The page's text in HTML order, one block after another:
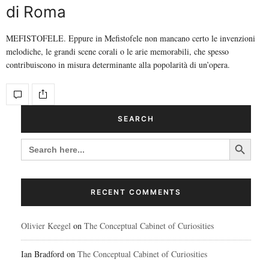
di Roma
MEFISTOFELE. Eppure in Mefistofele non mancano certo le invenzioni
melodiche, le grandi scene corali o le arie memorabili, che spesso
contribuiscono in misura determinante alla popolarità di un’opera.
SEARCH
SEARCH
FOR:
Search Button
RECENT COMMENTS
Olivier Keegel on The Conceptual Cabinet of Curiosities
Ian Bradford on The Conceptual Cabinet of Curiosities